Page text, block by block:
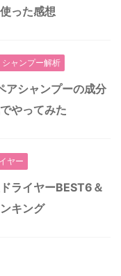
った感想
シャンプー解析
アシャンプーの成分
やってみた
ヤー
ライヤーBEST6＆
キング